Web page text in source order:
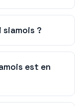
siamois ?
est en